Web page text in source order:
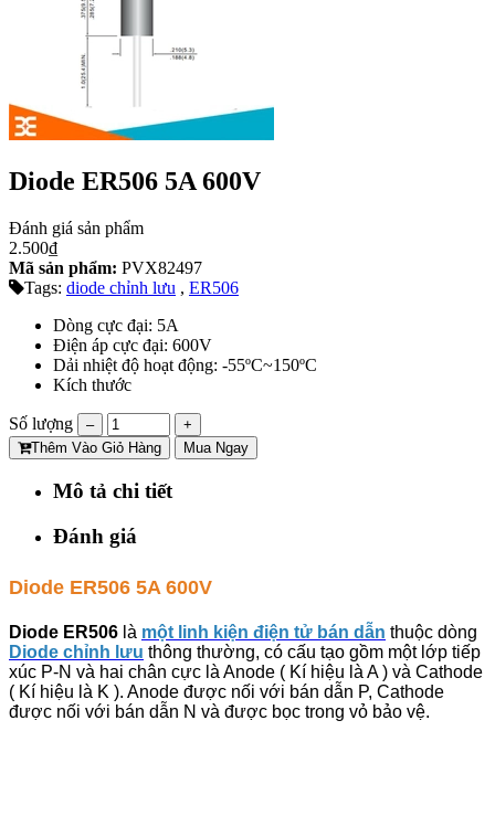
Diode ER506 5A 600V
Đánh giá sản phẩm
2.500₫
Mã sản phẩm: PVX82497
Tags: diode chỉnh lưu , ER506
Dòng cực đại: 5A
Điện áp cực đại: 600V
Dải nhiệt độ hoạt động: -55ºC~150ºC
Kích thước
Số lượng –
+
Thêm Vào Giỏ Hàng
Mua Ngay
Mô tả chi tiết
Đánh giá
Diode ER506 5A 600V
Diode ER506 là một linh kiện điện tử bán dẫn thuộc dòng
Diode chỉnh lưu thông thường, có cấu tạo gồm một lớp tiếp
xúc P-N và hai chân cực là Anode ( Kí hiệu là A ) và Cathode
( Kí hiệu là K ). Anode được nối với bán dẫn P, Cathode
được nối với bán dẫn N và được bọc trong vỏ bảo vệ.